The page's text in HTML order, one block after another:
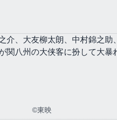
介、大友柳太朗、中村錦之助
関八州の大侠客に扮して大暴
©東映